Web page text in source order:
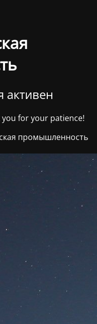
активен
you for your patience!
промышленность